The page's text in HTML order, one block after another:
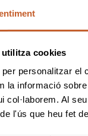
cookies
personalitzar el
la informació
col·laborem. Al
l'ús que heu fet